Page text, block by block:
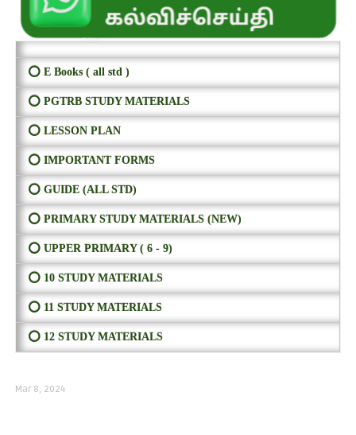
⭕ E Books ( all std )
⭕ PGTRB STUDY MATERIALS
⭕ LESSON PLAN
⭕ IMPORTANT FORMS
⭕ GUIDE (ALL STD)
⭕ PRIMARY STUDY MATERIALS (NEW)
⭕ UPPER PRIMARY ( 6 - 9)
⭕ 10 STUDY MATERIALS
⭕ 11 STUDY MATERIALS
⭕ 12 STUDY MATERIALS
Mar 8, 2024